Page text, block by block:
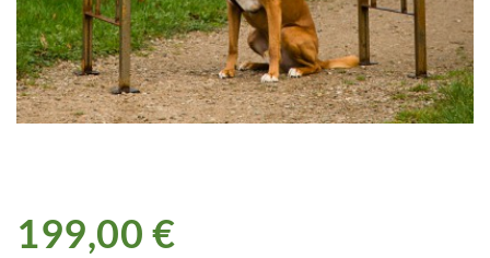
199,00 €